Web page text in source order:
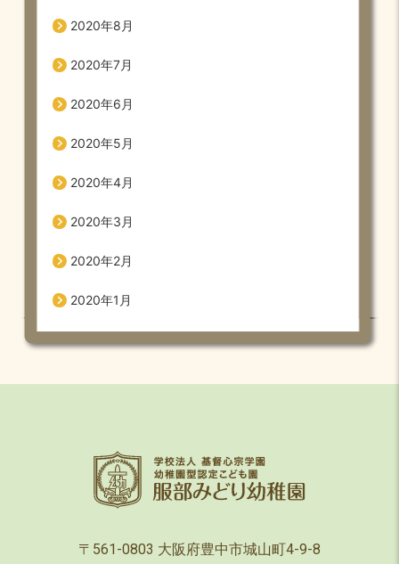
2020年8月
2020年7月
2020年6月
2020年5月
2020年4月
2020年3月
2020年2月
2020年1月
〒561-0803 大阪府豊中市城山町4-9-8